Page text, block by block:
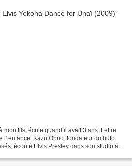
mon fils, écrite quand il avait 3 ans. Lettre
l' enfance. Kazu Ohno, fondateur du buto
écouté Elvis Presley dans son studio à